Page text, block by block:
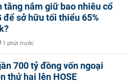
tăng nắm giữ bao nhiêu cổ
để sở hữu tối thiểu 65%
1 phút trước
700 tỷ đồng vốn ngoại
thứ hai lên HOSE